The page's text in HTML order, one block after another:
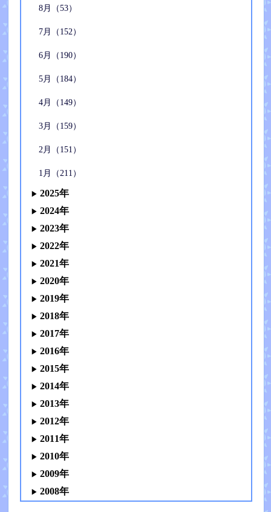
8月（53）
7月（152）
6月（190）
5月（184）
4月（149）
3月（159）
2月（151）
1月（211）
2025年
2024年
2023年
2022年
2021年
2020年
2019年
2018年
2017年
2016年
2015年
2014年
2013年
2012年
2011年
2010年
2009年
2008年